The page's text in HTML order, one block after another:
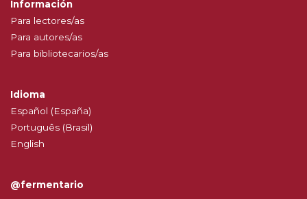
Información
Para lectores/as
Para autores/as
Para bibliotecarios/as
Idioma
Español (España)
Português (Brasil)
English
@fermentario